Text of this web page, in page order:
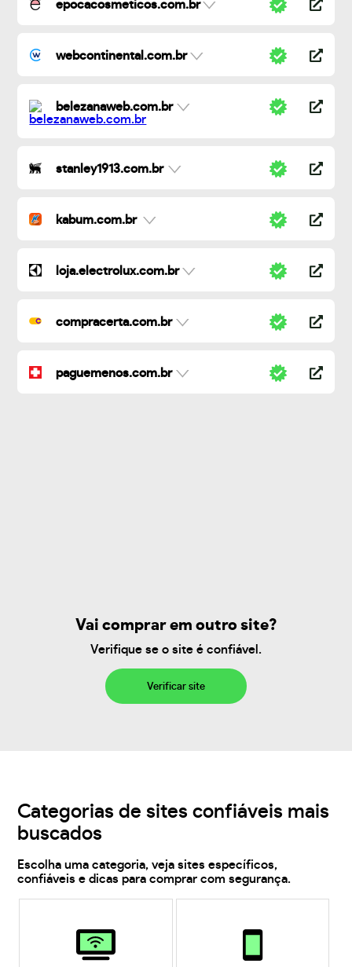
epocacosmeticos.com.br
webcontinental.com.br
belezanaweb.com.br
stanley1913.com.br
kabum.com.br
loja.electrolux.com.br
compracerta.com.br
paguemenos.com.br
Vai comprar em outro site?
Verifique se o site é confiável.
Verificar site
Categorias de sites confiáveis mais
buscados
Escolha uma categoria, veja sites específicos,
confiáveis e dicas para comprar com segurança.